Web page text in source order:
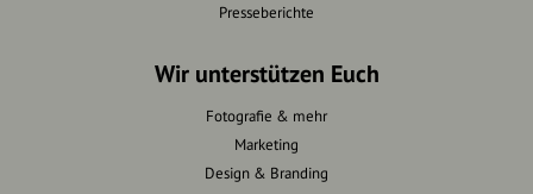
Presseberichte
Wir unterstützen Euch
Fotografie & mehr
Marketing
Design & Branding